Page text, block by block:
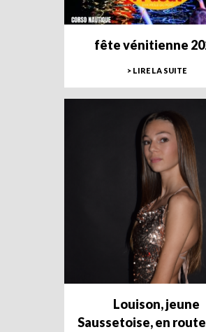
fête vénitienne
> LIRE LA SUITE
Louison, jeune
Saussetoise, en